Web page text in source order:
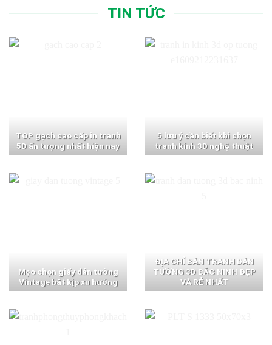
TIN TỨC
TOP gạch cao cấp in tranh
5D ấn tượng nhất hiện nay
5 lưu ý cần biết khi chọn
tranh kính 3D nghệ thuật
Mẹo chọn giấy dán tường
Vintage bắt kịp xu hướng
ĐỊA CHỈ BÁN TRANH DÁN
TƯỜNG 3D BẮC NINH ĐẸP
VÀ RẺ NHẤT